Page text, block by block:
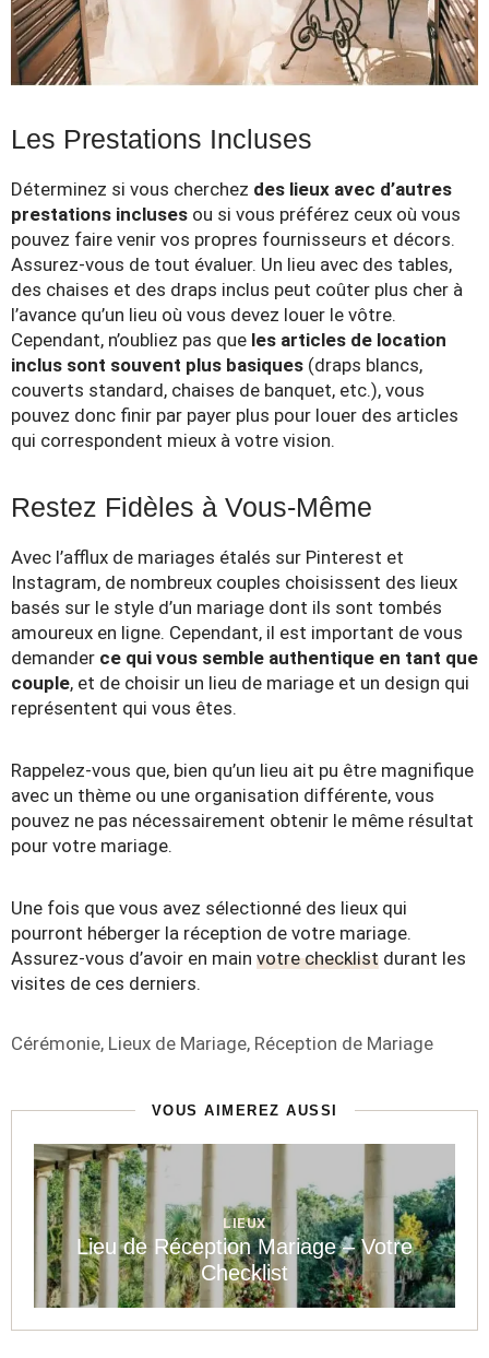
Les Prestations Incluses
Déterminez si vous cherchez des lieux avec d’autres
prestations incluses ou si vous préférez ceux où vous
pouvez faire venir vos propres fournisseurs et décors.
Assurez-vous de tout évaluer. Un lieu avec des tables,
des chaises et des draps inclus peut coûter plus cher à
l’avance qu’un lieu où vous devez louer le vôtre.
Cependant, n’oubliez pas que les articles de location
inclus sont souvent plus basiques (draps blancs,
couverts standard, chaises de banquet, etc.), vous
pouvez donc finir par payer plus pour louer des articles
qui correspondent mieux à votre vision.
Restez Fidèles à Vous-Même
Avec l’afflux de mariages étalés sur Pinterest et
Instagram, de nombreux couples choisissent des lieux
basés sur le style d’un mariage dont ils sont tombés
amoureux en ligne. Cependant, il est important de vous
demander ce qui vous semble authentique en tant que
couple, et de choisir un lieu de mariage et un design qui
représentent qui vous êtes.
Rappelez-vous que, bien qu’un lieu ait pu être magnifique
avec un thème ou une organisation différente, vous
pouvez ne pas nécessairement obtenir le même résultat
pour votre mariage.
Une fois que vous avez sélectionné des lieux qui
pourront héberger la réception de votre mariage.
Assurez-vous d’avoir en main votre checklist durant les
visites de ces derniers.
Étiquettes
Cérémonie, Lieux de Mariage, Réception de Mariage
VOUS AIMEREZ AUSSI
LIEUX
Lieu de Réception Mariage – Votre
Checklist